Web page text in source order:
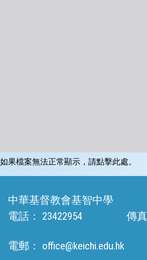
如果檔案無法正常顯示，請點擊此處。
中華基督教會基智中學
電話：
23422954 傳真
電郵： office@keichi.edu.hk